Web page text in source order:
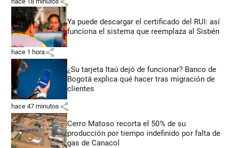
Ya puede descargar el certificado del RUI: así
funciona el sistema que reemplaza al Sisbén
hace 1 hora share
¿Su tarjeta Itaú dejó de funcionar? Banco de
Bogotá explica qué hacer tras migración de
clientes
hace 47 minutos share
Cerro Matoso recorta el 50% de su
producción por tiempo indefinido por falta de
gas de Canacol